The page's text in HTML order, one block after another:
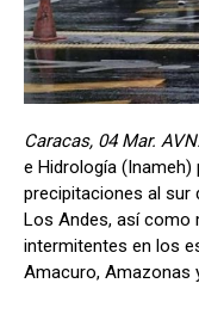
Caracas, 04 Mar.
e Hidrología
precipitaciones al sur
Los Andes, así
intermitentes en los
Amacuro, Amazonas